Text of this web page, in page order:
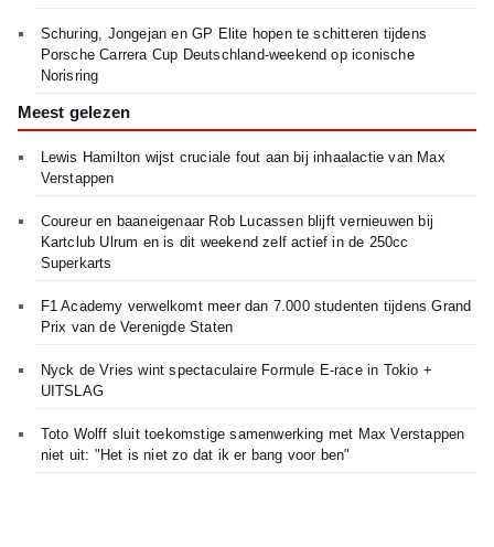
Schuring, Jongejan en GP Elite hopen te schitteren tijdens
Porsche Carrera Cup Deutschland-weekend op iconische
Norisring
Meest gelezen
Lewis Hamilton wijst cruciale fout aan bij inhaalactie van Max
Verstappen
Coureur en baaneigenaar Rob Lucassen blijft vernieuwen bij
Kartclub Ulrum en is dit weekend zelf actief in de 250cc
Superkarts
F1 Academy verwelkomt meer dan 7.000 studenten tijdens Grand
Prix van de Verenigde Staten
Nyck de Vries wint spectaculaire Formule E-race in Tokio +
UITSLAG
Toto Wolff sluit toekomstige samenwerking met Max Verstappen
niet uit: "Het is niet zo dat ik er bang voor ben"